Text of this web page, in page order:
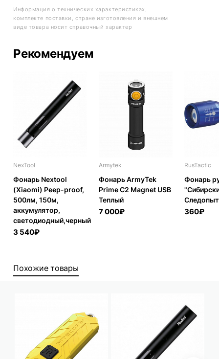
Информация о технических характеристиках,
комплекте поставки, стране изготовления и внешнем
виде товара носит справочный характер
Рекомендуем
NexTool
Фонарь Nextool
(Xiaomi) Peep-proof,
500лм, 150м,
аккумулятор,
светодиодный,черный
3 540₽
Armytek
Фонарь ArmyTek
Prime C2 Magnet USB
Теплый
7 000₽
RusTactic
Фонарь
360₽
Похожие товары